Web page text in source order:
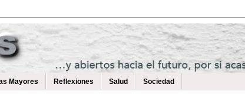
Mayores Reflexiones Salud Sociedad